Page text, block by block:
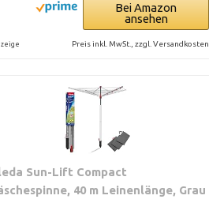
Bei Amazon
ansehen
Preis inkl. MwSt., zzgl. Versandkosten
Sun-Lift Compact
40 m Leinenlänge, Grau